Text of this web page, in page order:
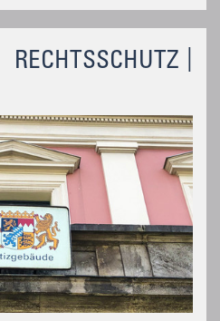
RECHTSSCHUTZ